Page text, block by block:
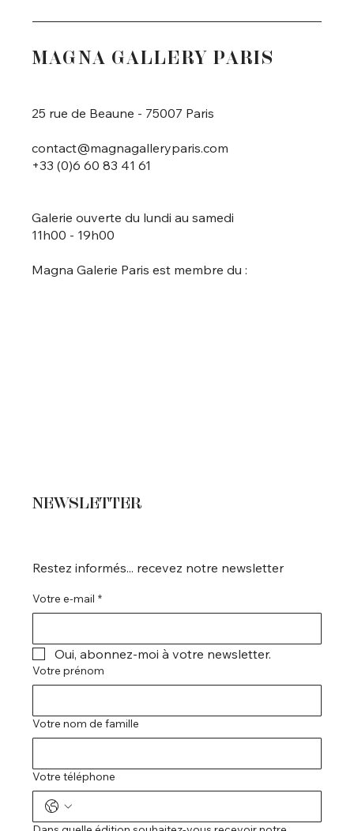
MAGNA GALLERY PARIS
25 rue de Beaune - 75007 Paris
contact@magnagalleryparis.com
+33 (0)6 60 83 41 61
Galerie ouverte du lundi au samedi
11h00 - 19h00
Magna Galerie Paris est membre du :
Restez informés... recevez notre newsletter
Votre e-mail *
Oui, abonnez-moi à votre newsletter.
Votre prénom
Votre nom de famille
Votre téléphone
NEWSLETTER